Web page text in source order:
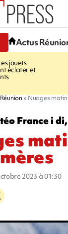
Actus
jouets
éclater et
Nuages
France i
2023 à 01:30